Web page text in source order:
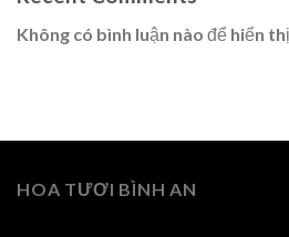
Không có bình luận nào để hiển
HOA TƯƠI BÌNH AN